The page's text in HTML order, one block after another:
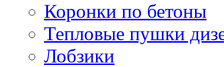
Коронки по бетоны
Тепловые пушки
Лобзики